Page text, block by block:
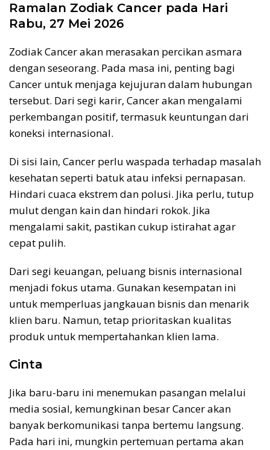
Ramalan Zodiak Cancer pada Hari
Rabu, 27 Mei 2026
Zodiak Cancer akan merasakan percikan asmara
dengan seseorang. Pada masa ini, penting bagi
Cancer untuk menjaga kejujuran dalam hubungan
tersebut. Dari segi karir, Cancer akan mengalami
perkembangan positif, termasuk keuntungan dari
koneksi internasional.
Di sisi lain, Cancer perlu waspada terhadap masalah
kesehatan seperti batuk atau infeksi pernapasan.
Hindari cuaca ekstrem dan polusi. Jika perlu, tutup
mulut dengan kain dan hindari rokok. Jika
mengalami sakit, pastikan cukup istirahat agar
cepat pulih.
Dari segi keuangan, peluang bisnis internasional
menjadi fokus utama. Gunakan kesempatan ini
untuk memperluas jangkauan bisnis dan menarik
klien baru. Namun, tetap prioritaskan kualitas
produk untuk mempertahankan klien lama.
Cinta
Jika baru-baru ini menemukan pasangan melalui
media sosial, kemungkinan besar Cancer akan
banyak berkomunikasi tanpa bertemu langsung.
Pada hari ini, mungkin pertemuan pertama akan